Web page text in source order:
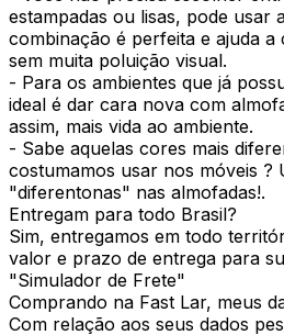
estampadas ou lisas, pode usar
combinação é perfeita e ajuda
sem muita poluição visual.
- Para os ambientes que já
ideal é dar cara nova com
assim, mais vida ao ambiente.
- Sabe aquelas cores mais
costumamos usar nos móveis ?
"diferentonas" nas almofadas!.
Entregam para todo Brasil?
Sim, entregamos em todo
valor e prazo de entrega para
"Simulador de Frete"
Comprando na Fast Lar, meus
Com relação aos seus dados